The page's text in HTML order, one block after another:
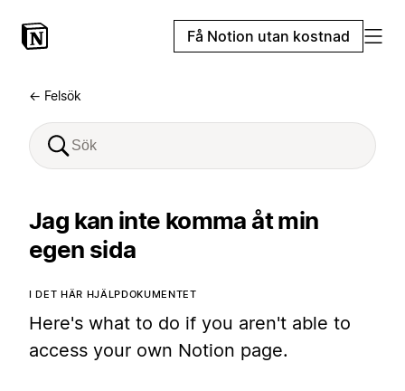
Få Notion utan kostnad
← Felsök
Jag kan inte komma åt min
egen sida
I DET HÄR HJÄLPDOKUMENTET
Here's what to do if you aren't able to
access your own Notion page.